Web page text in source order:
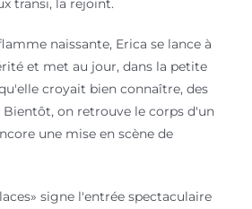
transi, la rejoint.
naissante, Erica se lance à
et met au jour, dans la petite
croyait bien connaître, des
Bientôt, on retrouve le corps d'un
une mise en scène de
signe l'entrée spectaculaire